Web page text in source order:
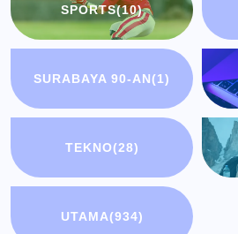
SPORTS(10)
SURABAYA 90-AN(1)
TEKNO(28)
UTAMA(934)